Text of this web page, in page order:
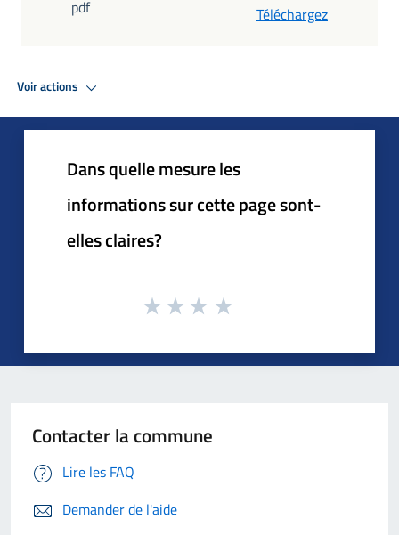
pdf Téléchargez
Voir actions
Dans quelle mesure les
informations sur cette page sont-
elles claires?
Contacter la commune
Lire les FAQ
Demander de l'aide